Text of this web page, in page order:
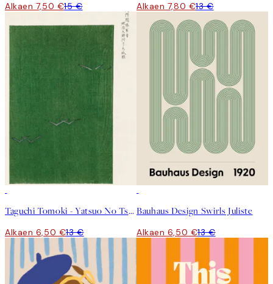
Alkaen 7,50 €15 € Alkaen 7,80 €13 €
Taguchi Tomoki - Yatsuo No Tsubaki Green Juliste
Alkaen 6,50 €13 €
Bauhaus Design Swirls Juliste
Alkaen 6,50 €13 €